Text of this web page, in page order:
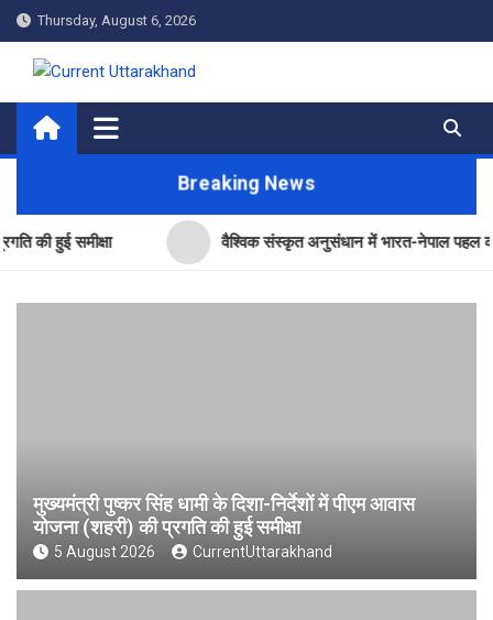
Skip
to
content
Thursday, August 6, 2026
Current Uttarakhand
Breaking News
समीक्षा वैश्विक संस्कृत अनुसंधान में भारत-नेपाल पहल का
मुख्यमंत्री पुष्कर सिंह धामी के दिशा-निर्देशों में पीएम आवास
योजना (शहरी) की प्रगति की हुई समीक्षा
5 August 2026 CurrentUttarakhand